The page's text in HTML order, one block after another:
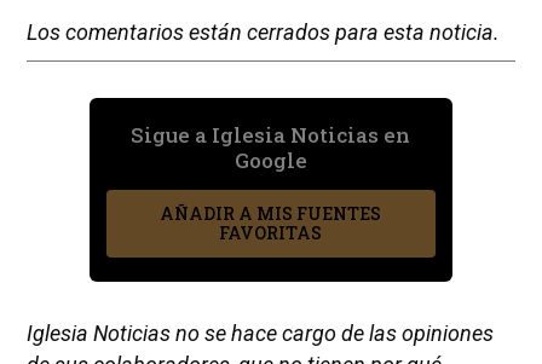
Los comentarios están cerrados para esta noticia.
Sigue a Iglesia Noticias en
Google
AÑADIR A MIS FUENTES
FAVORITAS
Iglesia Noticias no se hace cargo de las opiniones